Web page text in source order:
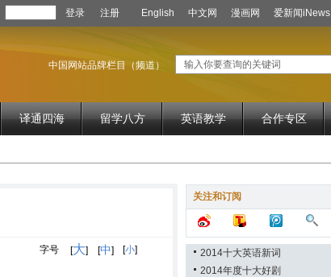
登录 注册 English 中文网 漫画网 爱新闻iNews
中国网站品牌栏目（频道）
译通四海 留学八方 英语教学 合作专区
字号 [大] [中] [小]
关注和订阅
2014十大英语新词
2014年度十大好剧